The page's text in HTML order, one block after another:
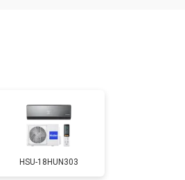
HSU-18HUN303